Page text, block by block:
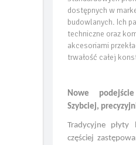
standardowych
dostępnych w
budowlanych. Ich
techniczne oraz
akcesoriami
Nowe
Tradycyjne płyty